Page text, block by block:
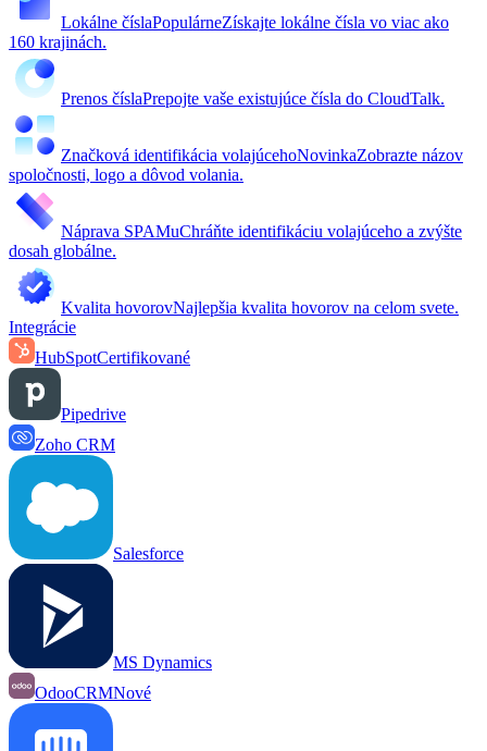
Lokálne číslaPopulárneZískajte lokálne čísla vo viac ako
160 krajinách.
Prenos číslaPrepojte vaše existujúce čísla do CloudTalk.
Značková identifikácia volajúcehoNovinkaZobrazte názov
spoločnosti, logo a dôvod volania.
Náprava SPAMuChráňte identifikáciu volajúceho a zvýšte
dosah globálne.
Kvalita hovorovNajlepšia kvalita hovorov na celom svete.
Integrácie
HubSpotCertifikované
Pipedrive
Zoho CRM
Salesforce
MS Dynamics
OdooCRMNové